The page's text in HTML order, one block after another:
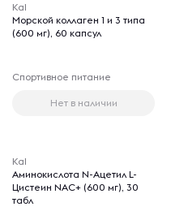
Kal
Морской коллаген 1 и 3 типа
(600 мг), 60 капсул
Спортивное питание
Нет в наличии
Kal
Аминокислота N-Ацетил L-
Цистеин NAC+ (600 мг), 30
табл